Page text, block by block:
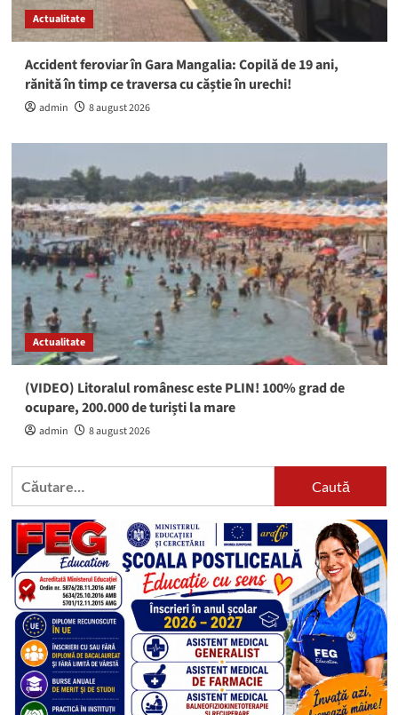
Actualitate
Accident feroviar în Gara Mangalia: Copilă de 19 ani,
rănită în timp ce traversa cu căștie în urechi!
admin 8 august 2026
Actualitate
(VIDEO) Litoralul românesc este PLIN! 100% grad de
ocupare, 200.000 de turiști la mare
admin 8 august 2026
Caută